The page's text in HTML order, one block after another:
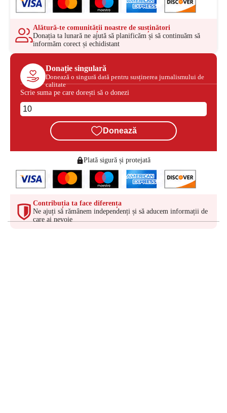
Alătură-te comunității noastre de susținători
Donația ta lunară ne ajută să planificăm și să continuăm să
informăm corect și echidistant
Donație singulară
Donează o singură dată pentru susținerea jurnalismului de
calitate
Scrie suma pe care dorești să o donezi
Donează
Plată sigură și protejată
Contribuția ta face diferența
Ne ajuți să rămânem independenți și să aducem informații de
care ai nevoie